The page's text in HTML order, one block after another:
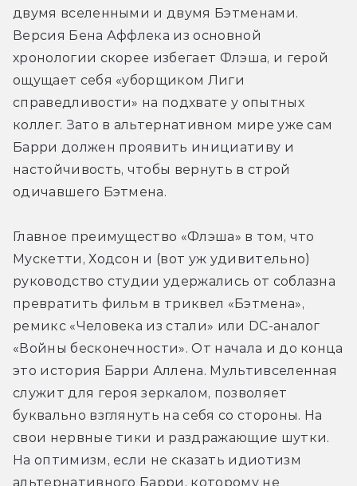
двумя вселенными и двумя Бэтменами.
Версия Бена Аффлека из основной
хронологии скорее избегает Флэша, и герой
ощущает себя «уборщиком Лиги
справедливости» на подхвате у опытных
коллег. Зато в альтернативном мире уже сам
Барри должен проявить инициативу и
настойчивость, чтобы вернуть в строй
одичавшего Бэтмена.
Главное преимущество «Флэша» в том, что
Мускетти, Ходсон и (вот уж удивительно)
руководство студии удержались от соблазна
превратить фильм в триквел «Бэтмена»,
ремикс «Человека из стали» или DC-аналог
«Войны бесконечности». От начала и до конца
это история Барри Аллена. Мультивселенная
служит для героя зеркалом, позволяет
буквально взглянуть на себя со стороны. На
свои нервные тики и раздражающие шутки.
На оптимизм, если не сказать идиотизм
альтернативного Барри, которому не